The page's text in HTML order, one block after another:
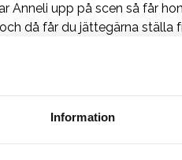
Information
Anneli upp på scen så får
då får du jättegärna ställa
det så här att man måste ju